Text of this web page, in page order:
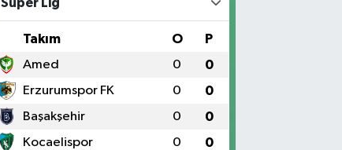
Takım O P
Amed 0 0
Erzurumspor FK 0 0
Başakşehir 0 0
Kocaelispor 0 0